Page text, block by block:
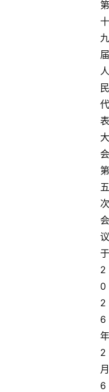
第
十
九
届
人
民
代
表
大
会
第
五
次
会
议
于
2
0
2
6
年
2
月
6